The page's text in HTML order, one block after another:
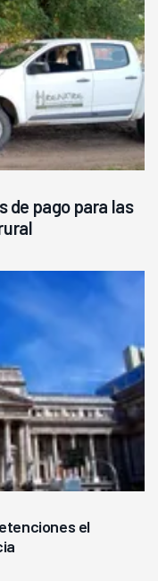
de pago para las
el